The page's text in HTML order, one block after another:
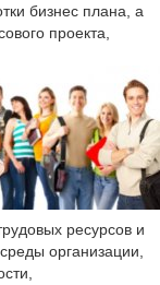
бизнес плана, а
проекта,
ресурсов и
организации,